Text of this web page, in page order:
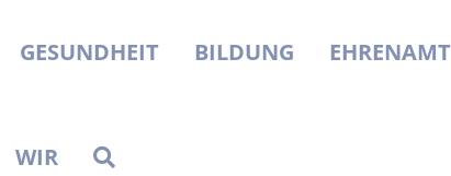
GESUNDHEIT BILDUNG EHRENAMT
WIR